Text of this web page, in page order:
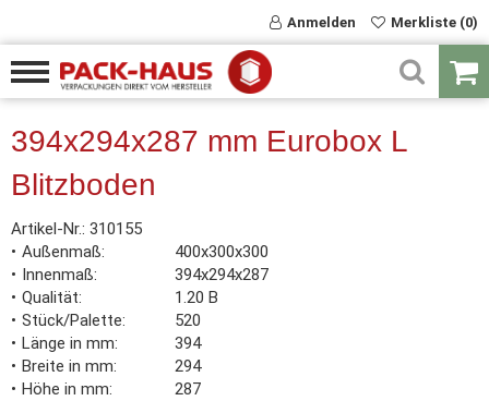
Anmelden Merkliste (0)
394x294x287 mm Eurobox L
Blitzboden
Artikel-Nr.: 310155
Außenmaß
400x300x300
Innenmaß
394x294x287
Qualität
1.20 B
Stück/Palette
520
Länge in mm
394
Breite in mm
294
Höhe in mm
287